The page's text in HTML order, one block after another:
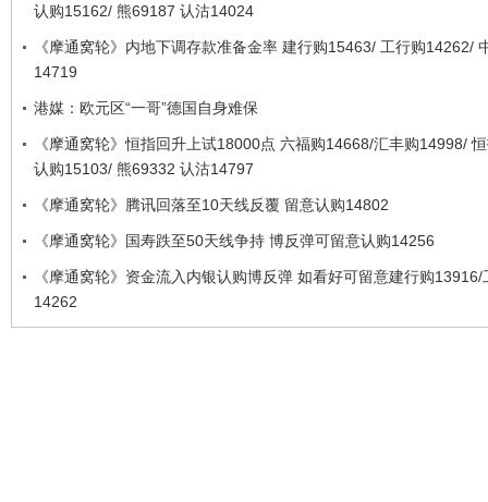
认购15162/ 熊69187 认沽14024
《摩通窝轮》内地下调存款准备金率 建行购15463/ 工行购14262/
14719
港媒：欧元区“一哥”德国自身难保
《摩通窝轮》恒指回升上试18000点 六福购14668/汇丰购14998/
认购15103/ 熊69332 认沽14797
《摩通窝轮》腾讯回落至10天线反覆 留意认购14802
《摩通窝轮》国寿跌至50天线争持 博反弹可留意认购14256
《摩通窝轮》资金流入内银认购博反弹 如看好可留意建行购13916/
14262